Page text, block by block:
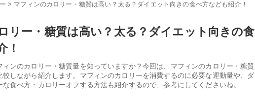
> マフィンのカロリー・糖質は高い？太る？ダイエット向きの食べ方なども紹介！
リー・糖質は高い？太る？ダイエット向きの食
！
ィンのカロリー・糖質量を知っていますか？今回は、マフィンのカロリー・糖質
しながら紹介します。マフィンのカロリーを消費するのに必要な運動量や、ダ
食べ方・カロリーオフする方法も紹介するので、参考にしてくださいね。